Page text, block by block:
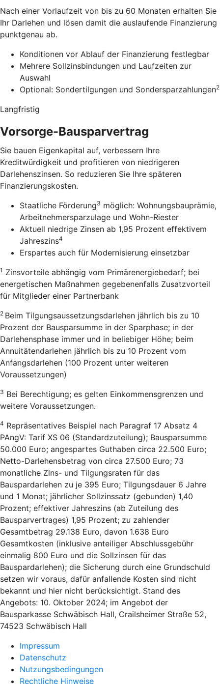
Nach einer Vorlaufzeit von bis zu 60 Monaten erhalten Sie
Ihr Darlehen und lösen damit die auslaufende Finanzierung
punktgenau ab.
Konditionen vor Ablauf der Finanzierung festlegbar
Mehrere Sollzinsbindungen und Laufzeiten zur
Auswahl
Optional: Sondertilgungen und Sondersparzahlungen2
Langfristig
Vorsorge-Bausparvertrag
Sie bauen Eigenkapital auf, verbessern Ihre
Kreditwürdigkeit und profitieren von niedrigeren
Darlehenszinsen. So reduzieren Sie Ihre späteren
Finanzierungskosten.
Staatliche Förderung3 möglich: Wohnungsbauprämie,
Arbeitnehmersparzulage und Wohn-Riester
Aktuell niedrige Zinsen ab 1,95 Prozent effektivem
Jahreszins4
Erspartes auch für Modernisierung einsetzbar
1 Zinsvorteile abhängig vom Primärenergiebedarf; bei
energetischen Maßnahmen gegebenenfalls Zusatzvorteil
für Mitglieder einer Partnerbank
2 Beim Tilgungsaussetzungsdarlehen jährlich bis zu 10
Prozent der Bausparsumme in der Sparphase; in der
Darlehensphase immer und in beliebiger Höhe; beim
Annuitätendarlehen jährlich bis zu 10 Prozent vom
Anfangsdarlehen (100 Prozent unter weiteren
Voraussetzungen)
3 Bei Berechtigung; es gelten Einkommensgrenzen und
weitere Voraussetzungen.
4 Repräsentatives Beispiel nach Paragraf 17 Absatz 4
PAngV: Tarif XS 06 (Standardzuteilung); Bausparsumme
50.000 Euro; angespartes Guthaben circa 22.500 Euro;
Netto-Darlehensbetrag von circa 27.500 Euro; 73
monatliche Zins- und Tilgungsraten für das
Bauspardarlehen zu je 395 Euro; Tilgungsdauer 6 Jahre
und 1 Monat; jährlicher Sollzinssatz (gebunden) 1,40
Prozent; effektiver Jahreszins (ab Zuteilung des
Bausparvertrages) 1,95 Prozent; zu zahlender
Gesamtbetrag 29.138 Euro, davon 1.638 Euro
Gesamtkosten (inklusive anteiliger Abschlussgebühr
einmalig 800 Euro und die Sollzinsen für das
Bauspardarlehen); die Sicherung durch eine Grundschuld
setzen wir voraus, dafür anfallende Kosten sind nicht
bekannt und hier nicht berücksichtigt. Stand des
Angebots: 10. Oktober 2024; im Angebot der
Bausparkasse Schwäbisch Hall, Crailsheimer Straße 52,
74523 Schwäbisch Hall
Impressum
Datenschutz
Nutzungsbedingungen
Rechtliche Hinweise